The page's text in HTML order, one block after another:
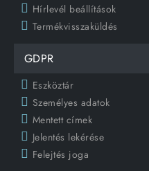
Hírlevél beállítások
Termékvisszaküldés
GDPR
Eszköztár
Személyes adatok
Mentett címek
Jelentés lekérése
Felejtés joga